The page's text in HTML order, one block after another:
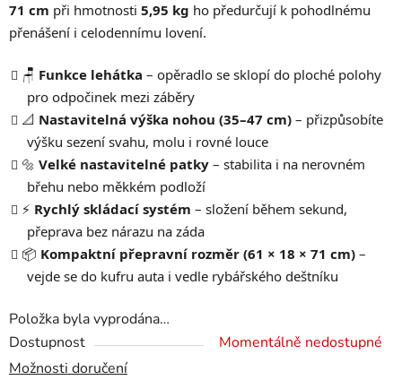
71 cm při hmotnosti 5,95 kg ho předurčují k pohodlnému
přenášení i celodennímu lovení.
🪑 Funkce lehátka – opěradlo se sklopí do ploché polohy
pro odpočinek mezi záběry
📐 Nastavitelná výška nohou (35–47 cm) – přizpůsobíte
výšku sezení svahu, molu i rovné louce
🔩 Velké nastavitelné patky – stabilita i na nerovném
břehu nebo měkkém podloží
⚡ Rychlý skládací systém – složení během sekund,
přeprava bez nárazu na záda
📦 Kompaktní přepravní rozměr (61 × 18 × 71 cm) –
vejde se do kufru auta i vedle rybářského deštníku
Položka byla vyprodána…
Dostupnost
Momentálně nedostupné
Možnosti doručení